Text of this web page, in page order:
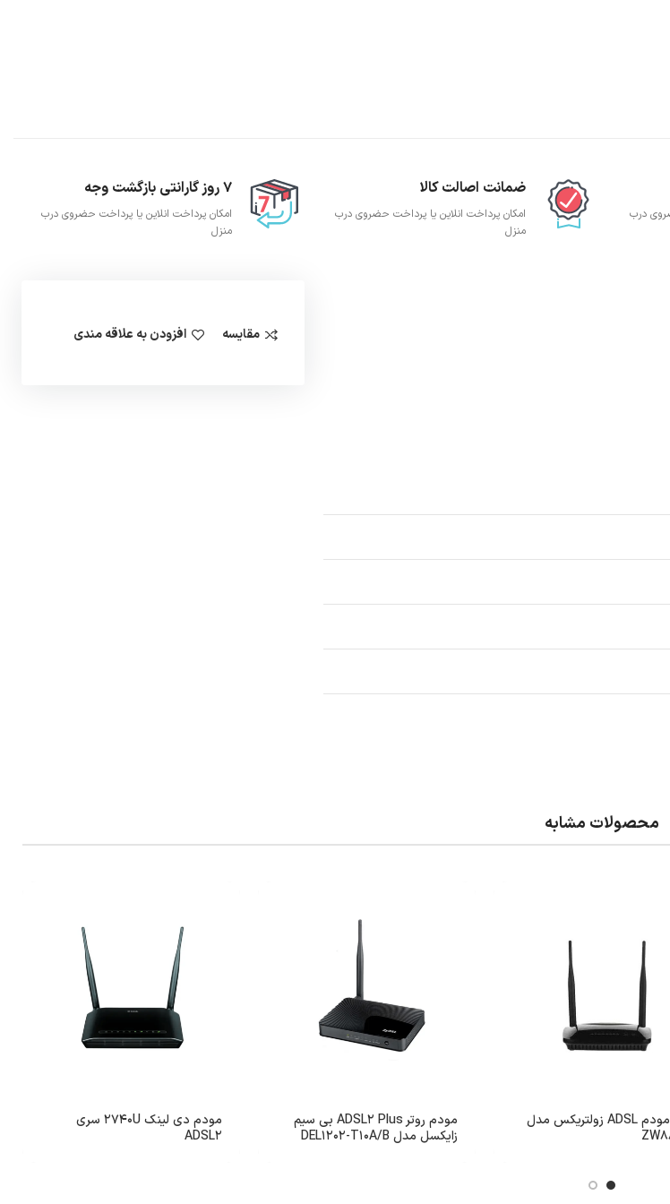
درب
ضمانت اصالت کالا
امکان پرداخت انلاین یا پرداخت حضروی درب
منزل
7 روز گارانتی بازگشت وجه
امکان پرداخت انلاین یا پرداخت حضروی درب
منزل
مقایسه افزودن به علاقه مندی
محصولات مشابه
روتر مودم ADSL زولتریکس مدل
مودم روتر ADSL2 Plus بی سیم
زایکسل مدل DEL1202-T10A/B
مودم دی لینک 2740U سری
ADSL2